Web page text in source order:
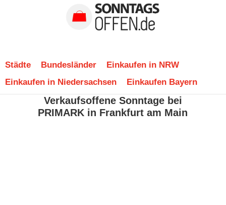
Städte Bundesländer
Einkaufen in NRW
Einkaufen in Niedersachsen
Einkaufen Bayern
Verkaufsoffene Sonntage bei
PRIMARK in Frankfurt am Main